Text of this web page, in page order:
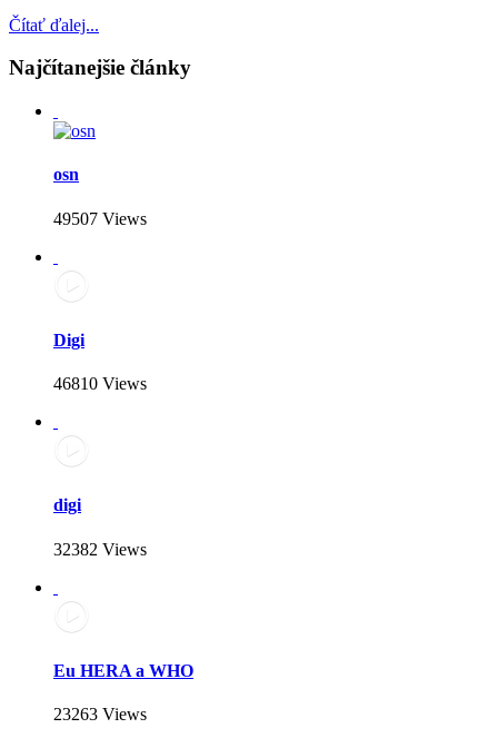
Čítať ďalej...
Najčítanejšie články
osn
49507 Views
Digi
46810 Views
digi
32382 Views
Eu HERA a WHO
23263 Views